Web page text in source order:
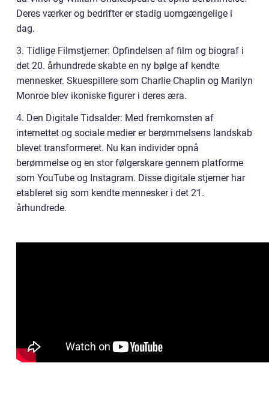
Deres værker og bedrifter er stadig uomgængelige i
dag.
3. Tidlige Filmstjerner: Opfindelsen af film og biograf i
det 20. århundrede skabte en ny bølge af kendte
mennesker. Skuespillere som Charlie Chaplin og Marilyn
Monroe blev ikoniske figurer i deres æra.
4. Den Digitale Tidsalder: Med fremkomsten af
internettet og sociale medier er berømmelsens landskab
blevet transformeret. Nu kan individer opnå
berømmelse og en stor følgerskare gennem platforme
som YouTube og Instagram. Disse digitale stjerner har
etableret sig som kendte mennesker i det 21.
århundrede.